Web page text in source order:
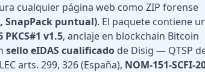
cualquier página web como ZIP forense
SnapPack puntual). El paquete contiene
v1.5, anclaje en blockchain Bitcoin
sello eIDAS cualificado de Disig — QTSP
arts. 299, 326 (España), NOM-151-SCFI-